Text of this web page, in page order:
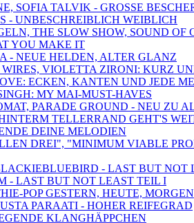
SOFIA TALVIK - GROSSE
- UNBESCHREIBLICH WEIBLICH
THE SLOW SHOW, SOUND OF
YOU MAKE IT
- NEUE HELDEN, ALTER GLANZ
VIOLETTA ZIRONI: KURZ
ECKEN, KANTEN UND JEDE
MY MAI-MUST-HAVES
PARADE GROUND - NEU ZU
TELLERRAND GEHT'S
DEINE MELODIEN
DREI", "MINIMUM VIABLE
- LAST BUT NOT
- LAST BUT NOT LEAST TEIL I
POP GESTERN, HEUTE, MORGEN
PARAATI - HOHER REIFEGRAD
KLANGHÄPPCHEN